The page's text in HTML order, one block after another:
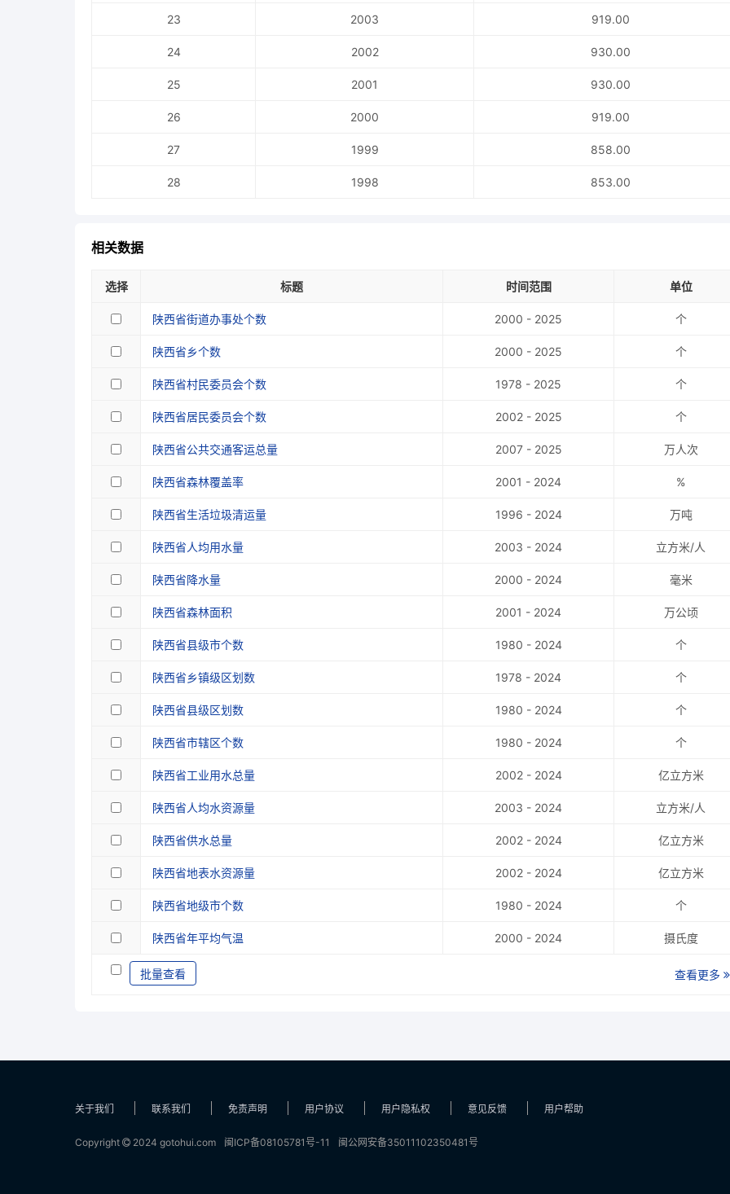
23 2003 919.00
24 2002 930.00
25 2001 930.00
26 2000 919.00
27 1999 858.00
28 1998 853.00
相关数据
选择 标题 时间范围 单位
陕西省街道办事处个数 2000 - 2025 个
陕西省乡个数 2000 - 2025 个
陕西省村民委员会个数 1978 - 2025 个
陕西省居民委员会个数 2002 - 2025 个
陕西省公共交通客运总量 2007 - 2025 万人次
陕西省森林覆盖率 2001 - 2024 %
陕西省生活垃圾清运量 1996 - 2024 万吨
陕西省人均用水量 2003 - 2024 立方米/人
陕西省降水量 2000 - 2024 毫米
陕西省森林面积 2001 - 2024 万公顷
陕西省县级市个数 1980 - 2024 个
陕西省乡镇级区划数 1978 - 2024 个
陕西省县级区划数 1980 - 2024 个
陕西省市辖区个数 1980 - 2024 个
陕西省工业用水总量 2002 - 2024 亿立方米
陕西省人均水资源量 2003 - 2024 立方米/人
陕西省供水总量 2002 - 2024 亿立方米
陕西省地表水资源量 2002 - 2024 亿立方米
陕西省地级市个数 1980 - 2024 个
陕西省年平均气温 2000 - 2024 摄氏度
批量查看 查看更多
关于我们 联系我们 免责声明 用户协议 用户隐私权 意见反馈 用户帮助
Copyright 2024 gotohui.com 闽ICP备08105781号-11 闽公网安备35011102350481号